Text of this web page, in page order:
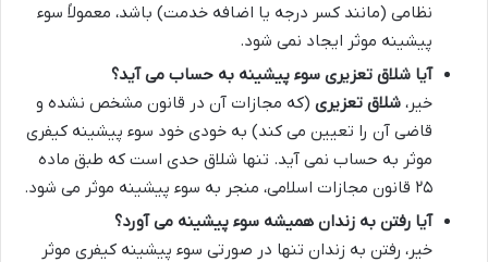
نظامی (مانند کسر درجه یا اضافه خدمت) باشد، معمولاً سوء
پیشینه موثر ایجاد نمی شود.
آیا شلاق تعزیری سوء پیشینه به حساب می آید؟
خیر، شلاق تعزیری (که مجازات آن در قانون مشخص نشده و
قاضی آن را تعیین می کند) به خودی خود سوء پیشینه کیفری
موثر به حساب نمی آید. تنها شلاق حدی است که طبق ماده
۲۵ قانون مجازات اسلامی، منجر به سوء پیشینه موثر می شود.
آیا رفتن به زندان همیشه سوء پیشینه می آورد؟
خیر، رفتن به زندان تنها در صورتی سوء پیشینه کیفری موثر